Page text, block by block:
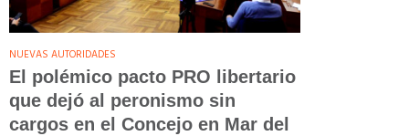
NUEVAS AUTORIDADES
El polémico pacto PRO libertario
que dejó al peronismo sin
cargos en el Concejo en Mar del